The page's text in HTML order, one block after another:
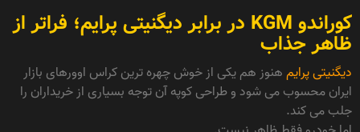
کوراندو KGM در برابر دیگنیتی پرایم؛ فراتر از
ظاهر جذاب
دیگنیتی پرایمهنوز هم یکی از خوش چهره ترین کراس اوورهای بازار
ایران محسوب می شود و طراحی کوپه آن توجه بسیاری از خریداران را
جلب می کند.